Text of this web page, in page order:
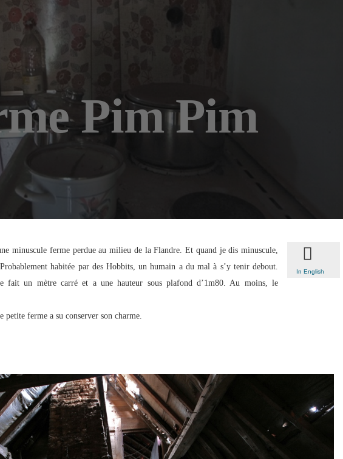
Pim Pim
In English
minuscule ferme perdue au milieu de la Flandre. Et quand je dis minuscule,
habitée par des Hobbits, un humain a du mal à s’y tenir debout.
fait un mètre carré et a une hauteur sous plafond d’1m80. Au moins, le
petite ferme a su conserver son charme.